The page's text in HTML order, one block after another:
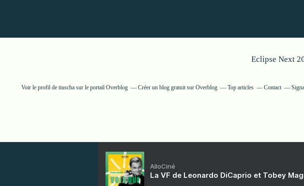
Eclipse Next
Voir le profil de tiuscha sur le portail Overblog Créer un blog gratuit sur Overblog Top articles Contact
AlloCiné
La VF de Leonardo DiCaprio et Tobey